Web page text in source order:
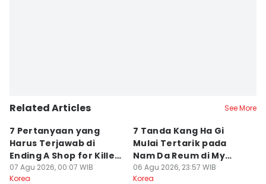
Related Articles See More
7 Pertanyaan yang
Harus Terjawab di
Ending A Shop for Killers
2
07 Agu 2026, 00:07 WIB
Korea
7 Tanda Kang Ha Gi
Mulai Tertarik pada
Nam Da Reum di My
Bias, My Boss
06 Agu 2026, 23:57 WIB
Korea